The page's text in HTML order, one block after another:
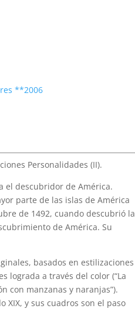
**2006
Personalidades (II).
el descubridor de América.
parte de las islas de América
de 1492, cuando descubrió la
de América. Su
basados ​​en estilizaciones
lograda a través del color (“La
con manzanas y naranjas”).
XIX, y sus cuadros son el paso